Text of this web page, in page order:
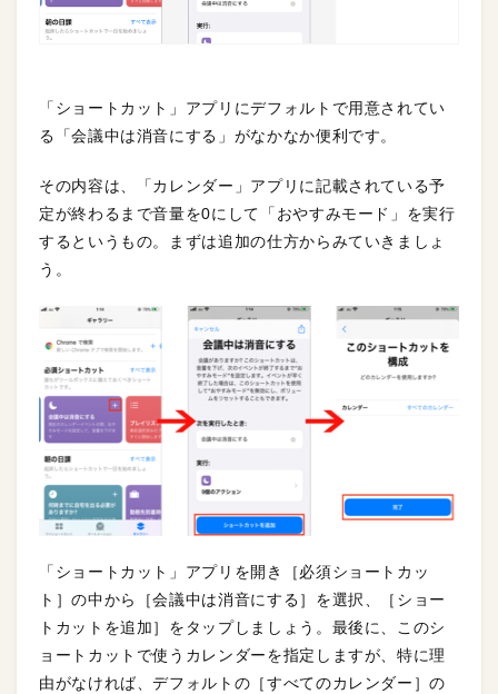
「ショートカット」アプリにデフォルトで用意されてい
る「会議中は消音にする」がなかなか便利です。
その内容は、「カレンダー」アプリに記載されている予
定が終わるまで音量を0にして「おやすみモード」を実行
するというもの。まずは追加の仕方からみていきましょ
う。
「ショートカット」アプリを開き［必須ショートカッ
ト］の中から［会議中は消音にする］を選択、［ショー
トカットを追加］をタップしましょう。最後に、このシ
ョートカットで使うカレンダーを指定しますが、特に理
由がなければ、デフォルトの［すべてのカレンダー］の